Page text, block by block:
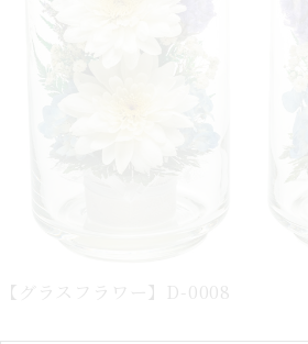
【グラスフラワー】D-0008